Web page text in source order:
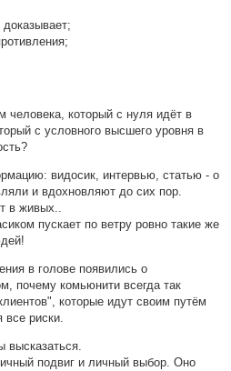
человека, который с нуля идёт в
с условного высшего уровня в
видосик, интервью, статью - о
и вдохновляют до сих пор.
в живых..
пускает по ветру ровно такие же
в голове появились о
почему комьюнити всегда так
которые идут своим путём
все риски.
высказаться.
подвиг и личный выбор. Оно